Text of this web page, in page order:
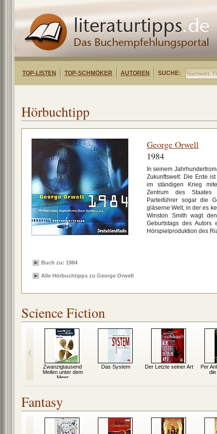
TOP-LISTEN TOP-SCHMÖKER AUTOREN SUCHE:
Hörbuchtipp
George Orwell
1984
In seinem
Zukunftswelt: Die Erde
im ständigen Krieg
Zentrum des Staates
Parteiführer sogar die
gläserne Welt, in der es
Winston Smith wagt
Geburtstags des Autors
Hörspielproduktion des
Buch zu: 1984
Alle Hörbuchtipps zu George Orwell
Science Fiction
Zwanzigtausend
Meilen unter dem
Meer
Das System Der Letzte seiner Art
Per
Fantasy